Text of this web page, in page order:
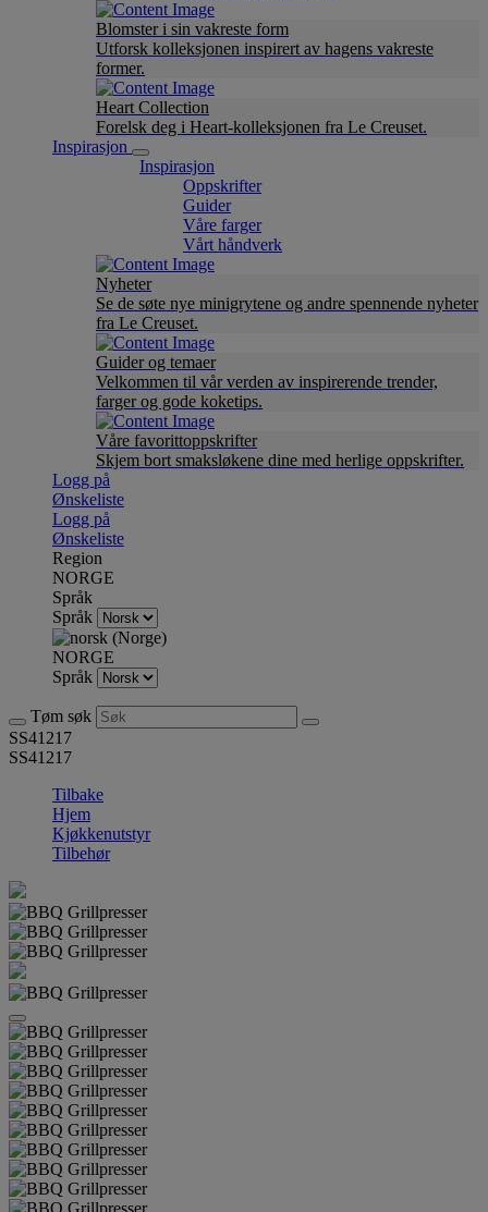
Blomster i sin vakreste form
Utforsk kolleksjonen inspirert av hagens vakreste
former.
Heart Collection
Forelsk deg i Heart-kolleksjonen fra Le Creuset.
Inspirasjon
Inspirasjon
Oppskrifter
Guider
Våre farger
Vårt håndverk
Nyheter
Se de søte nye minigrytene og andre spennende nyheter
fra Le Creuset.
Guider og temaer
Velkommen til vår verden av inspirerende trender,
farger og gode koketips.
Våre favorittoppskrifter
Skjem bort smaksløkene dine med herlige oppskrifter.
Logg på
Ønskeliste
Logg på
Ønskeliste
Region
NORGE
Språk
Språk
NORGE
Språk
Tøm søk
SS41217
SS41217
Tilbake
Hjem
Kjøkkenutstyr
Tilbehør